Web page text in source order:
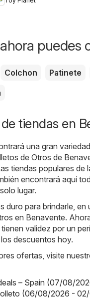
Fan
puedes
Colchon Patinete
tiendas en
una gran
de Otros de
tiendas populares de
encontrará aquí
lugar.
duro para brindarle,
en Benavente.
validez por un
descuentos hoy.
ofertas, visite
– Spain (07/08/
(06/08/2026 -